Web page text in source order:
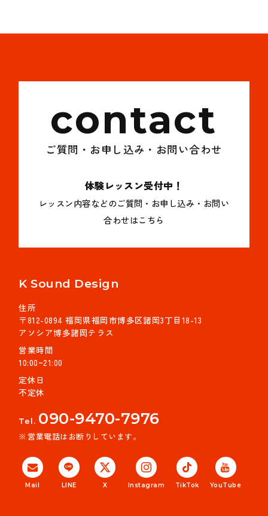
contact
ご質問・お申し込み・お問い合わせ
体験レッスン受付中！
レッスン内容などのご質問・お申し込み・お問い
合わせはこちら
K Sound Design
住所
〒812-0894 福岡県福岡市博多区諸岡3丁目18-13
アソシア博多諸岡テラス
営業時間
10:00~21:00
定休日
不定休
Tel. 090-9470-7976
営業電話はお断りしています。
Mail LINE X Instagram TikTok YouTube